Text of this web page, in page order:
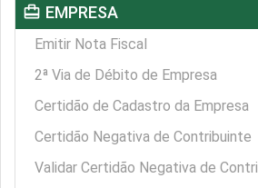
card_travel EMPRESA
Emitir Nota Fiscal
2ª Via de Débito de Empresa
Certidão de Cadastro da Empresa
Certidão Negativa de Contribuinte
Validar Certidão Negativa de